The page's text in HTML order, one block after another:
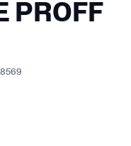
PROFF